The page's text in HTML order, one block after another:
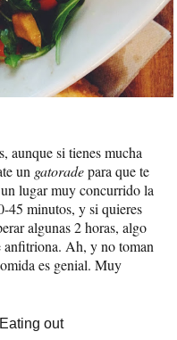
aunque si tienes mucha
un gatoradepara que te
lugar muy concurrido la
45 minutos, y si quieres
algunas 2 horas, algo
anfitriona. Ah, y no toman
es genial. Muy
Eating out